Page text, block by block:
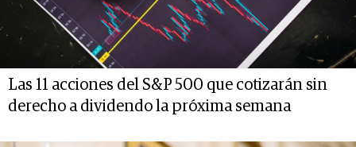
Las 11 acciones del S&P 500 que cotizarán sin
derecho a dividendo la próxima semana